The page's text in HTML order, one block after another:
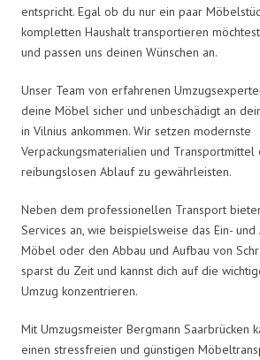
entspricht. Egal ob du nur ein paar
kompletten Haushalt transportieren
und passen uns deinen Wünschen an.
Unser Team von erfahrenen
deine Möbel sicher und unbeschädigt an
in Vilnius ankommen. Wir setzen modernste
Verpackungsmaterialien und Transportmittel
reibungslosen Ablauf zu gewährleisten.
Neben dem professionellen Transport
Services an, wie beispielsweise das Ein-
Möbel oder den Abbau und Aufbau von
sparst du Zeit und kannst dich auf die
Umzug konzentrieren.
Mit Umzugsmeister Bergmann Saarbrücken
einen stressfreien und günstigen